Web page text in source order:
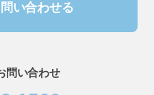
い合わせる
問い合わせ